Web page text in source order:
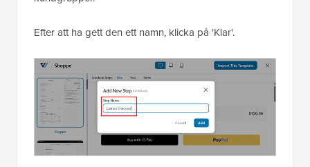
Efter att ha gett den ett namn, klicka på 'Klar'.